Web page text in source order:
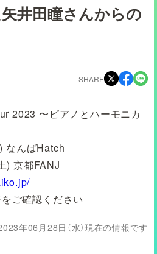
井田瞳さんからの
SHARE
2023 〜ピアノとハーモニカ
なんばHatch
都FANJ
ご確認ください
年06月28日（水）現在の情報です